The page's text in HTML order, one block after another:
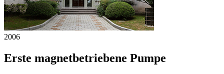
2006
Erste magnetbetriebene Pumpe